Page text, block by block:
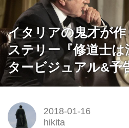
イタリアの鬼才が
ステリー『修道士
タービジュアル&予
2018-01-16
hikita